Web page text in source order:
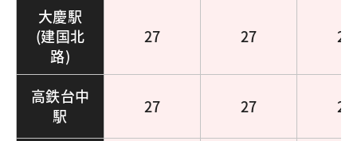
大慶駅
(建国北
路)
27 27 27
高鉄台中
駅
27 27 27